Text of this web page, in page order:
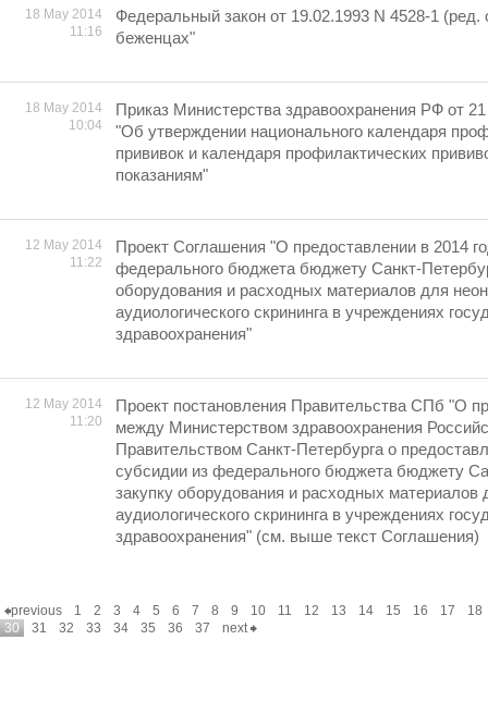
18 May 2014
11:16
Федеральный закон от 19.02.1993 N 4528-1 (ред.
беженцах"
18 May 2014
10:04
Приказ Министерства здравоохранения РФ от
"Об утверждении национального календаря
прививок и календаря профилактических
показаниям"
12 May 2014
11:22
Проект Соглашения "О предоставлении в 2014
федерального бюджета бюджету Санкт-
оборудования и расходных материалов для
аудиологического скрининга в учреждениях
здравоохранения"
12 May 2014
11:20
Проект постановления Правительства СПб "О
между Министерством здравоохранения
Правительством Санкт-Петербурга о
субсидии из федерального бюджета бюджету
закупку оборудования и расходных материалов
аудиологического скрининга в учреждениях
здравоохранения" (см. выше текст Соглашения)
previous 1 2 3 4 5 6 7 8 9 10 11 12 13 14 15 16 17
18
30
31 32 33 34 35 36 37 next